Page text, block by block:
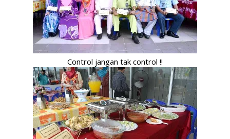
Control jangan tak control !!